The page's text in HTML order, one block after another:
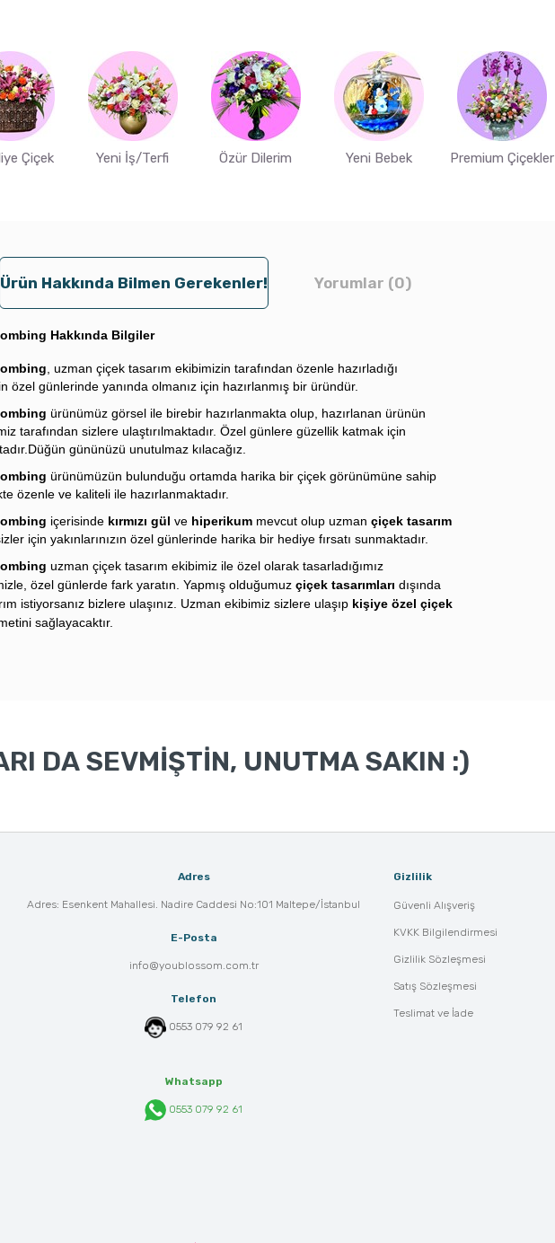
Çiçek Yeni İş/Terfi Özür Dilerim Yeni Bebek Premium Çiçekler
Ürün Hakkında Bilmen Gerekenler! Yorumlar (0)
Hakkında Bilgiler
, uzman çiçek tasarım ekibimizin tarafından özenle hazırladığı
özel günlerinde yanında olmanız için hazırlanmış bir üründür.
ürünümüz görsel ile birebir hazırlanmakta olup, hazırlanan ürünün
tarafından sizlere ulaştırılmaktadır. Özel günlere güzellik katmak için
gününüzü unutulmaz kılacağız.
ürünümüzün bulunduğu ortamda harika bir çiçek görünümüne sahip
özenle ve kaliteli ile hazırlanmaktadır.
içerisinde kırmızı gül ve hiperikum mevcut olup uzman çiçek tasarım
için yakınlarınızın özel günlerinde harika bir hediye fırsatı sunmaktadır.
uzman çiçek tasarım ekibimiz ile özel olarak tasarladığımız
özel günlerde fark yaratın. Yapmış olduğumuz çiçek tasarımları dışında
istiyorsanız bizlere ulaşınız. Uzman ekibimiz sizlere ulaşıp kişiye özel çiçek
sağlayacaktır.
DA SEVMİŞTİN, UNUTMA SAKIN :)
Adres
Adres: Esenkent Mahallesi. Nadire Caddesi No:101 Maltepe/İstanbul
E-Posta
info@youblossom.com.tr
Telefon
0553 079 92 61
Whatsapp
0553 079 92 61
Gizlilik
Güvenli Alışveriş
KVKK Bilgilendirmesi
Gizlilik Sözleşmesi
Satış Sözleşmesi
Teslimat ve İade